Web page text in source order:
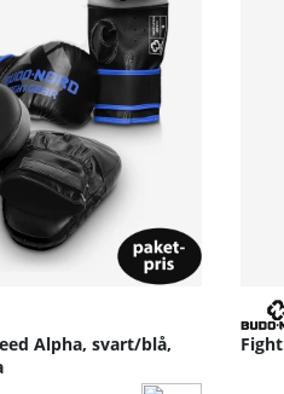
Alpha, svart/blå,